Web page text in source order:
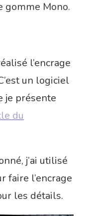
gomme Mono.
l’encrage
un logiciel
je présente
du
j’ai utilisé
faire l’encrage
les détails.